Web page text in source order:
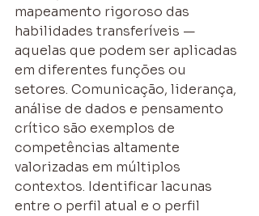
mapeamento rigoroso das
habilidades transferíveis —
aquelas que podem ser aplicadas
em diferentes funções ou
setores. Comunicação, liderança,
análise de dados e pensamento
crítico são exemplos de
competências altamente
valorizadas em múltiplos
contextos. Identificar lacunas
entre o perfil atual e o perfil